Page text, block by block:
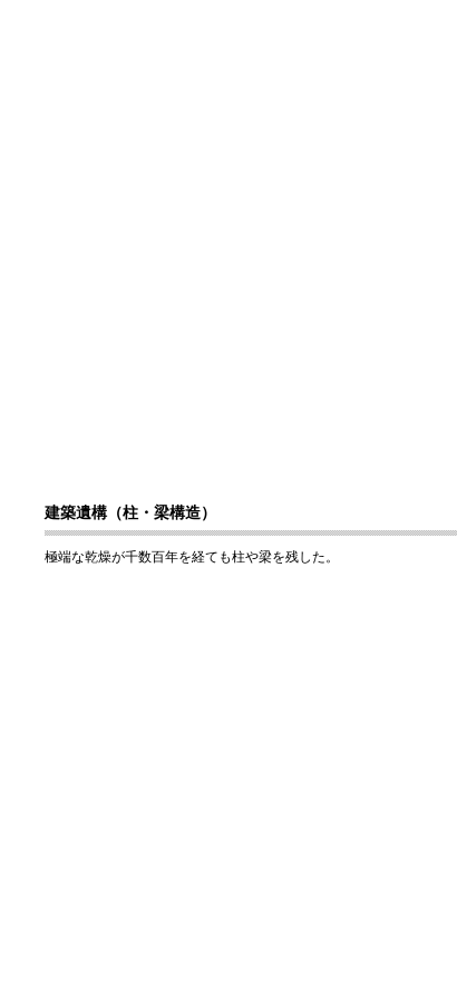
建築遺構（柱・梁構造）
極端な乾燥が千数百年を経ても柱や梁を残した。